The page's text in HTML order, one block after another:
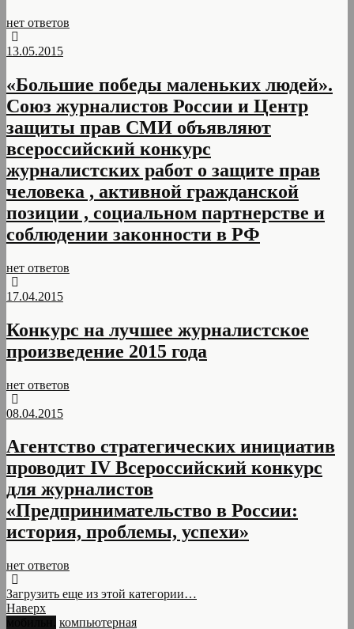
нет ответов
13.05.2015
«Большие победы маленьких людей».
Союз журналистов России и Центр
защиты прав СМИ объявляют
всероссийский конкурс
журналистских работ о защите прав
человека , активной гражданской
позиции , социальном партнерстве и
соблюдении законности в РФ
нет ответов
17.04.2015
Конкурс на лучшее журналистское
произведение 2015 года
нет ответов
08.04.2015
Агентство стратегических инициатив
проводит IV Всероссийский конкурс
для журналистов
«Предпринимательство в России:
история, проблемы, успехи»
нет ответов
Загрузить еще из этой категории…
Наверх
компьютерная